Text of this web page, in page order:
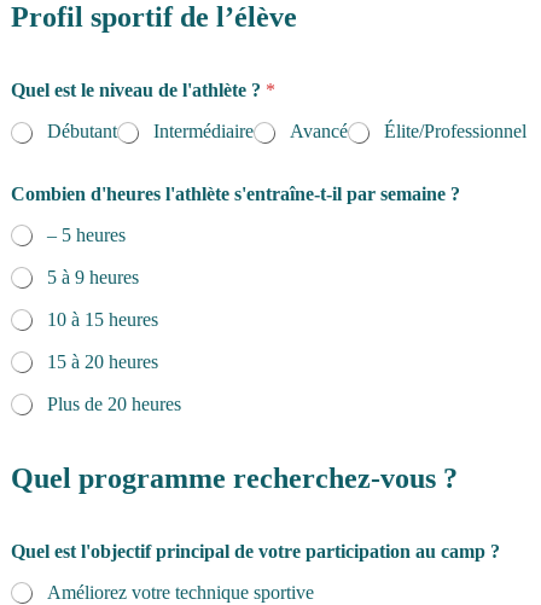
Profil sportif de l’élève
Quel est le niveau de l'athlète ? *
Débutant
Intermédiaire Avancé Élite/Professionnel
Combien d'heures l'athlète s'entraîne-t-il par semaine ?
– 5 heures
5 à 9 heures
10 à 15 heures
15 à 20 heures
Plus de 20 heures
Quel programme recherchez-vous ?
Quel est l'objectif principal de votre participation au camp ?
Améliorez votre technique sportive